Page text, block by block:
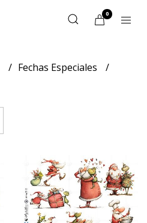
0
Fechas Especiales